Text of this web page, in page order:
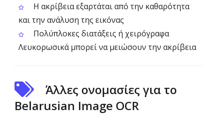
Η ακρίβεια εξαρτάται από την καθαρότητα
και την ανάλυση της εικόνας
Πολύπλοκες διατάξεις ή χειρόγραφα
Λευκορωσικά μπορεί να μειώσουν την ακρίβεια
Άλλες ονομασίες για το
Belarusian Image OCR